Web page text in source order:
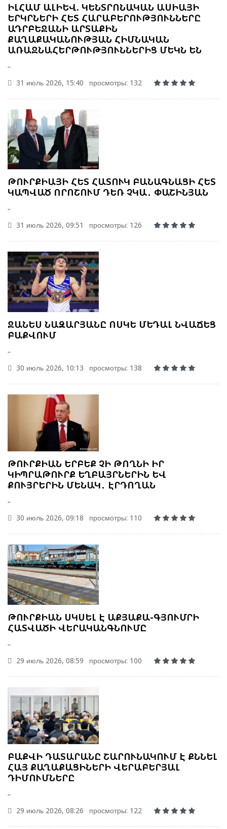
ԻԼՀԱՄ ԱԼԻԵՎ. ԿԵՆՏՐՈՆԱԿԱՆ ԱՍԻԱՅԻ
ԵՐԿՐՆԵՐԻ ՀԵՏ ՀԱՐԱԲԵՐՈՒԹՅՈՒՆՆԵՐԸ
ԱԴՐԲԵՋԱՆԻ ԱՐՏԱՔԻՆ
ՔԱՂԱՔԱԿԱՆՈՒԹՅԱՆ ՀԻՄՆԱԿԱՆ
ԱՌԱՋՆԱՀԵՐԹՈՒԹՅՈՒՆՆԵՐԻՑ ՄԵԿՆ ԵՆ
..
31 июль 2026, 15:40
просмотры: 132
ԹՈՒՐՔԻԱՅԻ ՀԵՏ ՀԱՏՈՒԿ ԲԱՆԱԳՆԱՑԻ ՀԵՏ
ԿԱՊՎԱԾ ՈՐՈՇՈՒՄ ԴԵՌ ՉԿԱ․ ՓԱՇԻՆՅԱՆ
..
31 июль 2026, 09:51
просмотры: 126
ՋԱՆԵՍ ՆԱԶԱՐՅԱՆԸ ՈՍԿԵ ՄԵԴԱԼ ՆՎԱՃԵՑ
ԲԱՔՎՈՒՄ
..
30 июль 2026, 10:13
просмотры: 138
ԹՈՒՐՔԻԱՆ ԵՐԲԵՔ ՉԻ ԹՈՂՆԻ ԻՐ
ԿԻՊՐԱԹՈՒՐՔ ԵՂԲԱՅՐՆԵՐԻՆ ԵՎ
ՔՈՒՅՐԵՐԻՆ ՄԵՆԱԿ․ ԷՐԴՈՂԱՆ
..
30 июль 2026, 09:18
просмотры: 110
ԹՈՒՐՔԻԱՆ ՍԿՍԵԼ Է ԱՔՅԱՔԱ-ԳՅՈՒՄՐԻ
ՀԱՏՎԱԾԻ ՎԵՐԱԿԱՆԳՆՈՒՄԸ
..
29 июль 2026, 08:59
просмотры: 100
ԲԱՔՎԻ ԴԱՏԱՐԱՆԸ ՇԱՐՈՒՆԱԿՈՒՄ Է ՔՆՆԵԼ
ՀԱՅ ՔԱՂԱՔԱՑԻՆԵՐԻ ՎԵՐԱԲԵՐՅԱԼ
ԴԻՄՈՒՄՆԵՐԸ
..
29 июль 2026, 08:26
просмотры: 122